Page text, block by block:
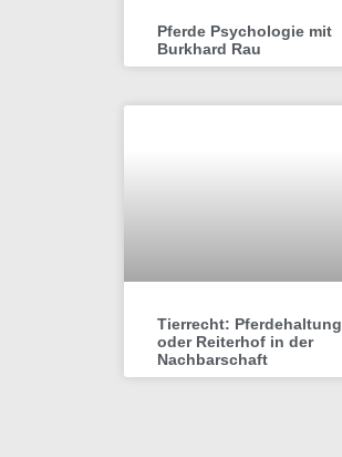
Pferde Psychologie mit
Burkhard Rau
Tierrecht: Pferdehaltung
oder Reiterhof in der
Nachbarschaft